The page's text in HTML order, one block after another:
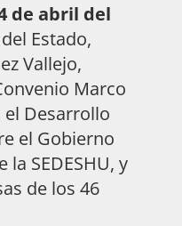
abril del
Estado,
Vallejo,
Marco
Desarrollo
el Gobierno
la SEDESHU, y
de los 46